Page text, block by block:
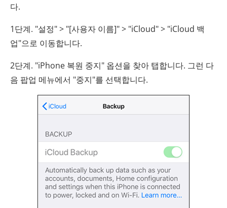
다.
1단계. "설정" > "[사용자 이름]" > "iCloud" > "iCloud 백
업"으로 이동합니다.
2단계. "iPhone 복원 중지" 옵션을 찾아 탭합니다. 그런 다
음 팝업 메뉴에서 "중지"를 선택합니다.